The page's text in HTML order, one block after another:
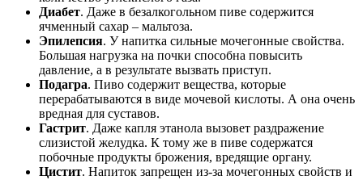
Диабет. Даже в безалкогольном пиве содержится
ячменный сахар – мальтоза.
Эпилепсия. У напитка сильные мочегонные свойства.
Большая нагрузка на почки способна повысить
давление, а в результате вызвать приступ.
Подагра. Пиво содержит вещества, которые
перерабатываются в виде мочевой кислоты. А она очень
вредная для суставов.
Гастрит. Даже капля этанола вызовет раздражение
слизистой желудка. К тому же в пиве содержатся
побочные продукты брожения, вредящие органу.
Цистит. Напиток запрещен из-за мочегонных свойств и